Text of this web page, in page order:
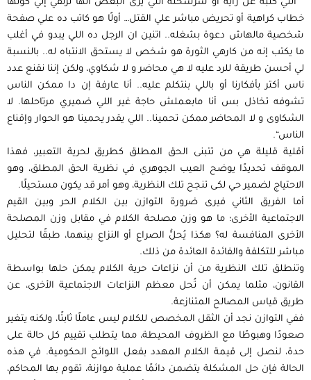
” اللي كتبه عن رأيه أو شرشحته التي يرى البعض أنها ترتقي إلي كونها
خطاب كراهية أو تحريض مباشر علي القتل… أولًا هو كاتب ده علي صفحة
شخصية مالهاش دعوة بشغله.. اتنين ان الرجل ده اللي يبدو في أغلب
ما يكتب إنه من كارهي الثورة هو شخص لا يستحق الانتباه له.. بالنسبة
لي أحسن طريقة للرد عليه لا هي محاضر و لا شكاوي، ولكن إننا نقنع عدد
ناس أكتر بأفكارنا أو باللي بنتكلم عليه.. أنا عارفة إن دا ممكن الناس
تشوفه تخاذل بس أنا مابعملش حاجة غير اللي ضميري مرتاحلها. لا
الشكاوى و لا المحاضر ممكن تحمينا.. اللي يقدر يحمينا هو الحوار وإقناع
الناس“.
أقلية قليلة هي من تتبنى الحق المطلق كطريق لحرية التعبير، فهذا
الموقف تحديدًا يوضح العيب الجوهري في نظرية الحق المطلق، وهو
الاحتياج لضمير حي لكى تنجح تلك النظرية، وهو أمر قد يكون مستحيلًا.
أما الفريق الثاني فيرى ضرورة التوازن بين الكلام الحر وبين القيم
الاجتماعية اﻷخرى؛ ما هو وزن مصلحة الكلام في مقابل وزن المصلحة
اﻷخرى المنافسة له؟ هكذا يُحلُّ الصراع أو النزاع بينهما، طبقًا لتحليل
مباشر للتكلفة والفائدة العائدة من ذلك.
وتنطلق تلك النظرية من أن نزاعات حرية الكلام يمكن حلها بواسطة
القانون، مثلما يمكن أن تُحل معظم النزاعات الاجتماعية اﻷخرى، عن
طريق قياس المصالح المتنازعة.
ففي التوازن نجد أن الثقل المخصص للكلام ليس عاملًا ثابتًا، ولكنه يتغير
صعودًا وهبوطًا مع الظروف المحيطة، مما يتطلب تقييم كل حالة على
حدة، لنصل إلى قيمة الكلام المهدد بفعل اللوائح الحكومية. في هذه
الحالة فإن حل المشكلة يتضمن دائمًا عملية موازنة، تقوم بها المحاكم،